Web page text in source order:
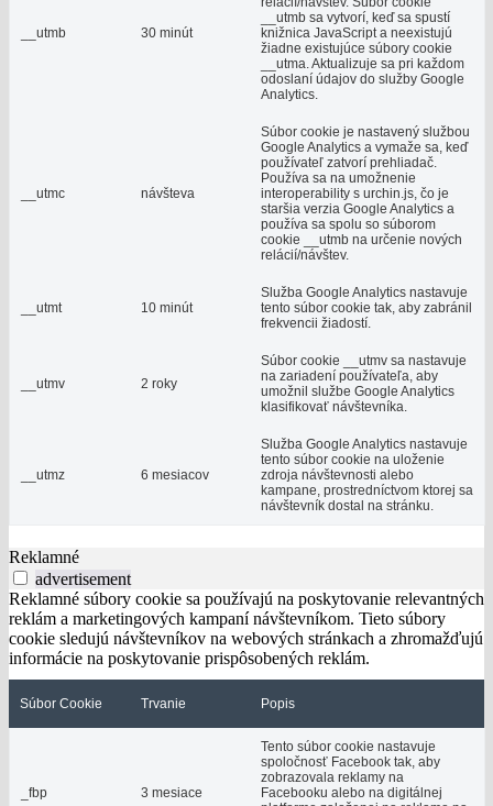
__utmb 30 minút
__utmb sa vytvorí, keď sa spustí
knižnica JavaScript a neexistujú
žiadne existujúce súbory cookie
__utma. Aktualizuje sa pri každom
odoslaní údajov do služby Google
Analytics.
__utmc návšteva
Súbor cookie je nastavený službou
Google Analytics a vymaže sa, keď
používateľ zatvorí prehliadač.
Používa sa na umožnenie
interoperability s urchin.js, čo je
staršia verzia Google Analytics a
používa sa spolu so súborom
cookie __utmb na určenie nových
relácií/návštev.
__utmt 10 minút
Služba Google Analytics nastavuje
tento súbor cookie tak, aby zabránil
frekvencii žiadostí.
__utmv 2 roky
Súbor cookie __utmv sa nastavuje
na zariadení používateľa, aby
umožnil službe Google Analytics
klasifikovať návštevníka.
__utmz 6 mesiacov
Služba Google Analytics nastavuje
tento súbor cookie na uloženie
zdroja návštevnosti alebo
kampane, prostredníctvom ktorej sa
návštevník dostal na stránku.
Reklamné
advertisement
Reklamné súbory cookie sa používajú na poskytovanie relevantných
reklám a marketingových kampaní návštevníkom. Tieto súbory
cookie sledujú návštevníkov na webových stránkach a zhromažďujú
informácie na poskytovanie prispôsobených reklám.
Súbor Cookie Trvanie Popis
_fbp 3 mesiace
Tento súbor cookie nastavuje
spoločnosť Facebook tak, aby
zobrazovala reklamy na
Facebooku alebo na digitálnej